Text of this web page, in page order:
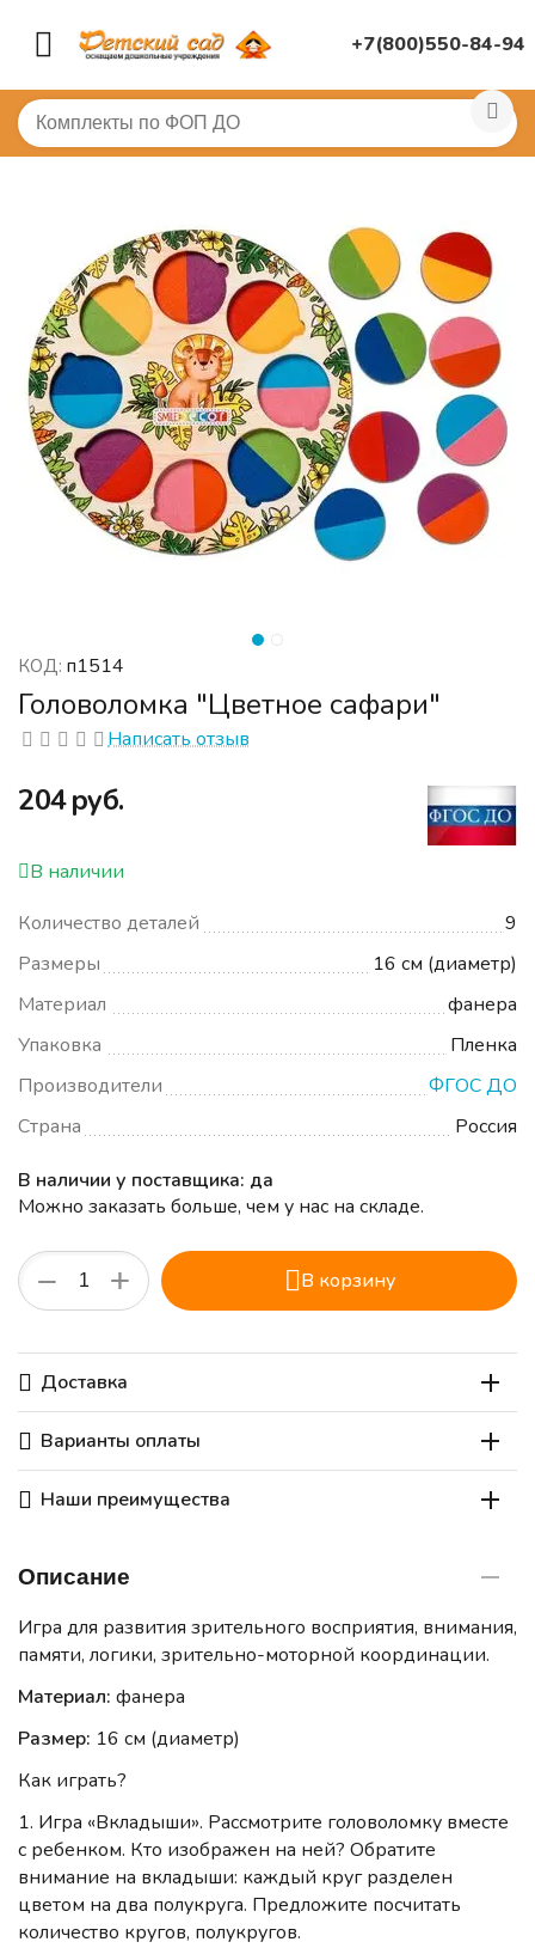
+7(800)550-84-94
Главная / ДИДАКТИЧЕСКИЕ ИГРЫ Пазлы, вкладыши
КОД: п1514
Головоломка "Цветное сафари"
Написать отзыв
‍204‍руб.
В наличии
Количество деталей
9
Размеры
16 см (диаметр)
Материал
фанера
Упаковка
Пленка
Производители
ФГОС ДО
Страна
Россия
В наличии у поставщика: да
Можно заказать больше, чем у нас на складе.
+
− В корзину
Доставка
Варианты оплаты
Наши преимущества
Описание
Игра для развития зрительного восприятия, внимания,
памяти, логики, зрительно-моторной координации.
Материал: фанера
Размер: 16 см (диаметр)
Как играть?
1. Игра «Вкладыши». Рассмотрите головоломку вместе
с ребенком. Кто изображен на ней? Обратите
внимание на вкладыши: каждый круг разделен
цветом на два полукруга. Предложите посчитать
количество кругов, полукругов.